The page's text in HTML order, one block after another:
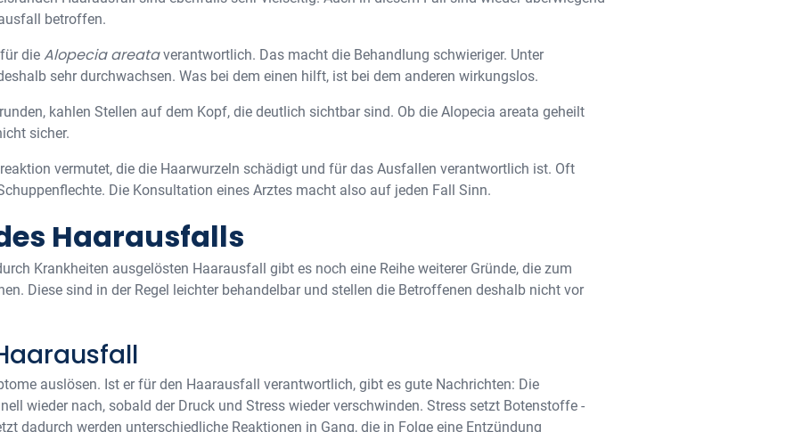
betroffen.
die Alopecia areataverantwortlich. Das macht die Behandlung schwieriger. Unter
sehr durchwachsen. Was bei dem einen hilft, ist bei dem anderen wirkungslos.
kahlen Stellen auf dem Kopf, die deutlich sichtbar sind. Ob die Alopecia areata geheilt
sicher.
vermutet, die die Haarwurzeln schädigt und für das Ausfallen verantwortlich ist. Oft
Die Konsultation eines Arztes macht also auf jeden Fall Sinn.
Haarausfalls
Krankheiten ausgelösten Haarausfall gibt es noch eine Reihe weiterer Gründe, die zum
Diese sind in der Regel leichter behandelbar und stellen die Betroffenen deshalb nicht vor
auslösen. Ist er für den Haarausfall verantwortlich, gibt es gute Nachrichten: Die
wieder nach, sobald der Druck und Stress wieder verschwinden. Stress setzt Botenstoffe -
dadurch werden unterschiedliche Reaktionen in Gang, die in Folge eine Entzündung